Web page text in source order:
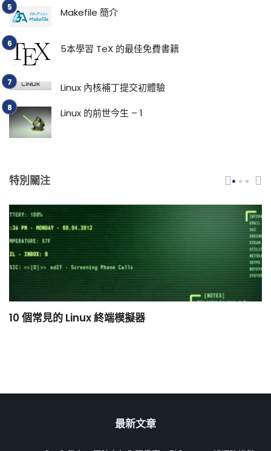
Makefile 簡介
5本學習 TeX 的最佳免費書籍
Linux 內核補丁提交初體驗
Linux 的前世今生 – 1
特別關注
10 個常見的 Linux 終端模擬器
最新文章